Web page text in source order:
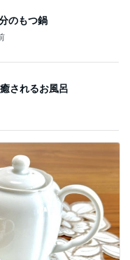
のもつ鍋
されるお風呂